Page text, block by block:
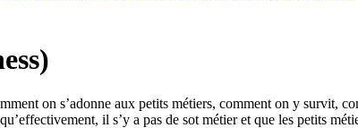
on s’adonne aux petits métiers, comment on y survit,
il s’y a pas de sot métier et que les petits